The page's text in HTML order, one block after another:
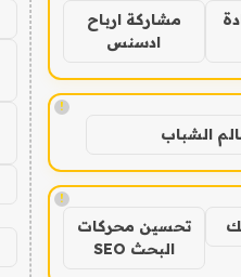
مشاركة ارباح
ادسنس
!
الشباب
!
تحسين محركات
البحث SEO